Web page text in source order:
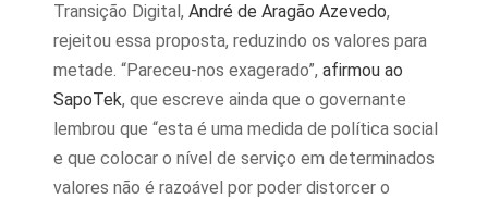
Transição Digital, André de Aragão Azevedo,
rejeitou essa proposta, reduzindo os valores para
metade. “Pareceu-nos exagerado”, afirmou ao
SapoTek, que escreve ainda que o governante
lembrou que “esta é uma medida de política social
e que colocar o nível de serviço em determinados
valores não é razoável por poder distorcer o